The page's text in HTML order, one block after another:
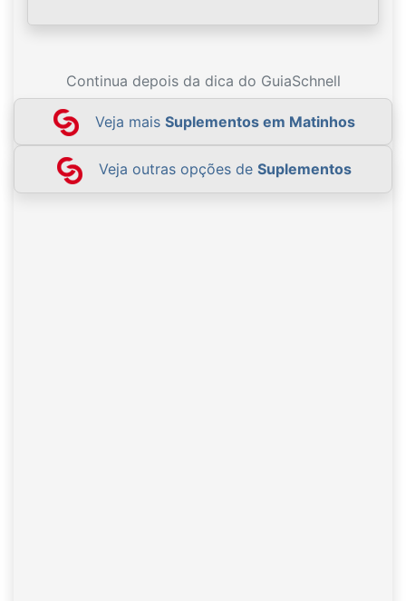
Continua depois da dica do GuiaSchnell
Veja mais Suplementos em Matinhos
Veja outras opções de Suplementos